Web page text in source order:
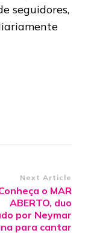
seguidores,
Next Article
o MAR
ABERTO, duo
por Neymar
para cantar